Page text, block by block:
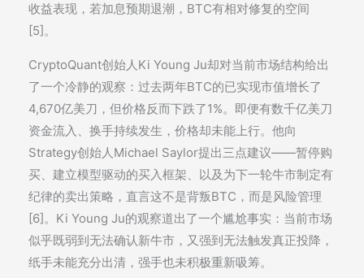
收益表现，若加息预期退潮，BTC有相对修复的空间
[5]。
CryptoQuant创始人Ki Young Ju却对当前市场结构给出
了一个冷静的观察：过去两年BTC的已实现市值增长了
4,670亿美刀，但价格反而下跌了1%。即便有数千亿美刀
资金流入、换手持续发生，价格却未能上行。他向
Strategy创始人Michael Saylor提出三点建议——暂停购
买、建立模型驱动的买入框架、以及为下一轮牛市制定有
纪律的卖出策略，直言这不是背叛BTC，而是风险管理
[6]。Ki Young Ju的观察道出了一个尴尬事实：当前市场
似乎既弱到无法确认新牛市，又强到无法触发真正投降，
纸手未能充分出清，强手也未积极重新吸筹。